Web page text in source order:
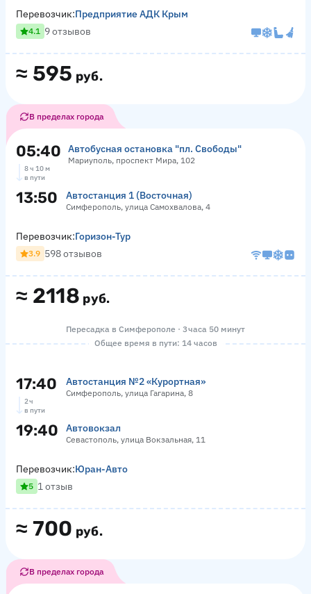
≈ 595 руб.
Перевозчик:Предприятие АДК Крым
4.1 9 отзывов
В пределах города
05:40 Автобусная остановка "пл. Свободы"
Мариуполь, проспект Мира, 102
8 ч 10 м
в пути
13:50 Автостанция 1 (Восточная)
Симферополь, улица Самохвалова, 4
≈ 2118 руб.
Перевозчик:Горизон-Тур
3.9 598 отзывов
Пересадка в Симферополе · 3 часа 50 минут
Общее время в пути: 14 часов
17:40 Автостанция №2 «Курортная»
Симферополь, улица Гагарина, 8
2 ч
в пути
19:40 Автовокзал
Севастополь, улица Вокзальная, 11
≈ 700 руб.
Перевозчик:Юран-Авто
5 1 отзыв
В пределах города